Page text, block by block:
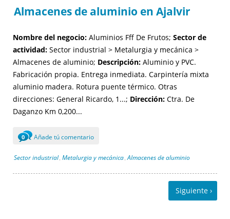
Almacenes de aluminio en Ajalvir
Nombre del negocio: Aluminios Fff De Frutos; Sector de
actividad: Sector industrial > Metalurgia y mecánica >
Almacenes de aluminio; Descripción: Aluminio y PVC.
Fabricación propia. Entrega inmediata. Carpintería mixta
aluminio madera. Rotura puente térmico. Otras
direcciones: General Ricardo, 1...; Dirección: Ctra. De
Daganzo Km 0,200...
0 Añade tú comentario
Sector industrial , Metalurgia y mecánica , Almacenes de aluminio